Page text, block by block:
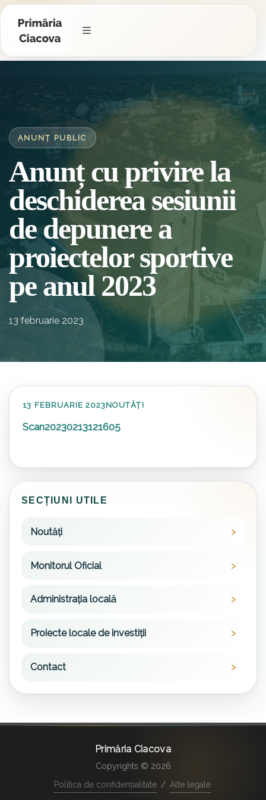
ANUNȚ PUBLIC
Anunț cu privire la
deschiderea sesiunii
de depunere a
proiectelor sportive
pe anul 2023
13 februarie 2023
13 FEBRUARIE 2023NOUTĂȚI
Scan20230213121605
SECȚIUNI UTILE
Noutăți
Monitorul Oficial
Administrația locală
Proiecte locale de investiții
Contact
Primăria Ciacova
Copyrights © 2026
Politica de confidențialitate / Alte legale